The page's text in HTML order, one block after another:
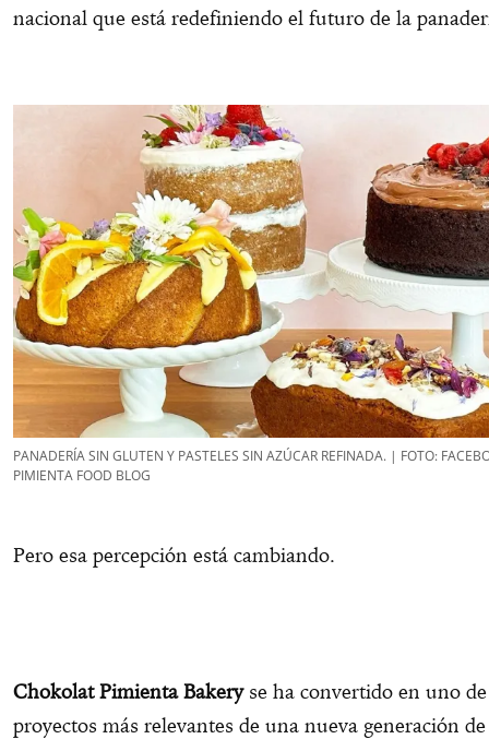
nacional que está redefiniendo el futuro de la
PANADERÍA SIN GLUTEN Y PASTELES SIN AZÚCAR REFINADA. | FOTO:
PIMIENTA FOOD BLOG
Pero esa percepción está cambiando.
Chokolat Pimienta Bakery se ha convertido en uno
proyectos más relevantes de una nueva generación